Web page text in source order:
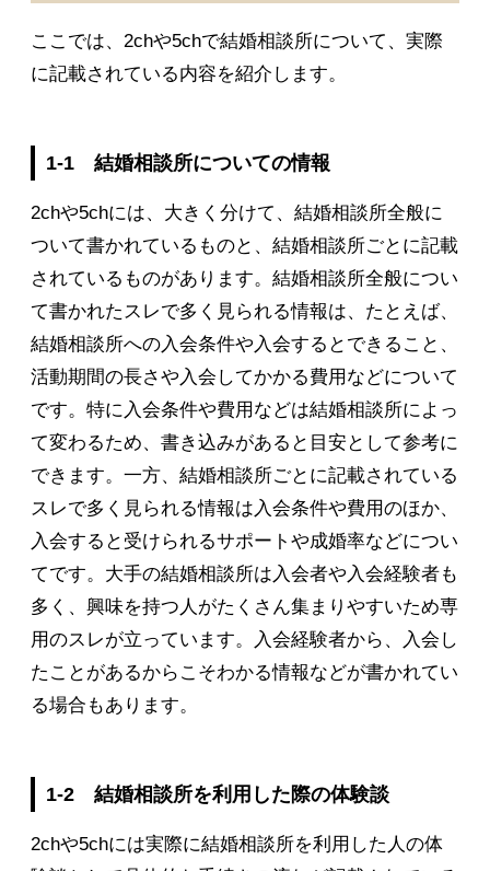
ここでは、2chや5chで結婚相談所について、実際
に記載されている内容を紹介します。
1-1 結婚相談所についての情報
2chや5chには、大きく分けて、結婚相談所全般に
ついて書かれているものと、結婚相談所ごとに記載
されているものがあります。結婚相談所全般につい
て書かれたスレで多く見られる情報は、たとえば、
結婚相談所への入会条件や入会するとできること、
活動期間の長さや入会してかかる費用などについて
です。特に入会条件や費用などは結婚相談所によっ
て変わるため、書き込みがあると目安として参考に
できます。一方、結婚相談所ごとに記載されている
スレで多く見られる情報は入会条件や費用のほか、
入会すると受けられるサポートや成婚率などについ
てです。大手の結婚相談所は入会者や入会経験者も
多く、興味を持つ人がたくさん集まりやすいため専
用のスレが立っています。入会経験者から、入会し
たことがあるからこそわかる情報などが書かれてい
る場合もあります。
1-2 結婚相談所を利用した際の体験談
2chや5chには実際に結婚相談所を利用した人の体